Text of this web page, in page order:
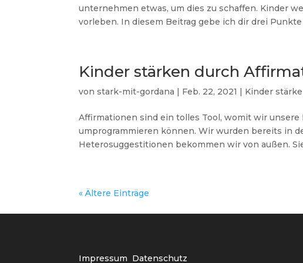
unternehmen etwas, um dies zu schaffen. Kinder
vorleben. In diesem Beitrag gebe ich dir drei
Kinder stärken durch
vonstark-mit-gordana | Feb. 22, 2021 | Kinder
Affirmationen sind ein tolles Tool, womit wir
umprogrammieren können. Wir wurden bereits in
Heterosuggestitionen bekommen wir von außen.
« Ältere Einträge
Impressum Datenschutz